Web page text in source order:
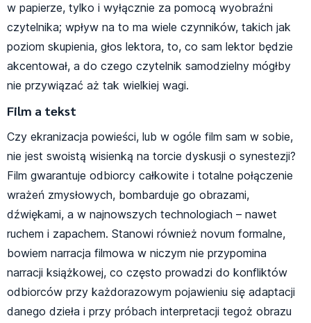
w papierze, tylko i wyłącznie za pomocą wyobraźni
czytelnika; wpływ na to ma wiele czynników, takich jak
poziom skupienia, głos lektora, to, co sam lektor będzie
akcentował, a do czego czytelnik samodzielny mógłby
nie przywiązać aż tak wielkiej wagi.
Film a tekst
Czy ekranizacja powieści, lub w ogóle film sam w sobie,
nie jest swoistą wisienką na torcie dyskusji o synestezji?
Film gwarantuje odbiorcy całkowite i totalne połączenie
wrażeń zmysłowych, bombarduje go obrazami,
dźwiękami, a w najnowszych technologiach – nawet
ruchem i zapachem. Stanowi również novum formalne,
bowiem narracja filmowa w niczym nie przypomina
narracji książkowej, co często prowadzi do konfliktów
odbiorców przy każdorazowym pojawieniu się adaptacji
danego dzieła i przy próbach interpretacji tegoż obrazu